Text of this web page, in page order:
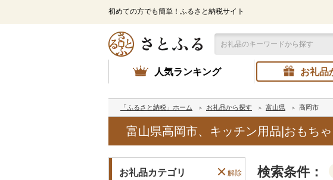
初めての方でも簡単！ふるさと納税サイト
人気ランキング お礼品
「ふるさと納税」ホーム お礼品から探す 富山県 高岡市
富山県高岡市、キッチン用品|おもち
お礼品カテゴリ 解除 検索条件：